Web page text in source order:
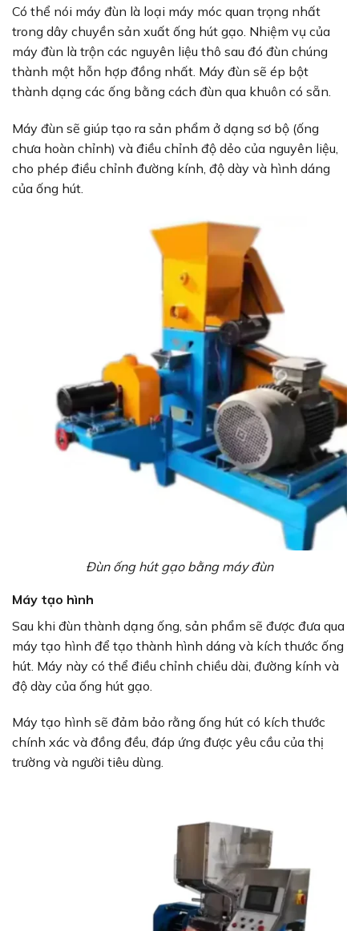
Có thể nói máy đùn là loại máy móc quan trọng nhất
trong dây chuyền sản xuất ống hút gạo. Nhiệm vụ của
máy đùn là trộn các nguyên liệu thô sau đó đùn chúng
thành một hỗn hợp đồng nhất. Máy đùn sẽ ép bột
thành dạng các ống bằng cách đùn qua khuôn có sẵn.
Máy đùn sẽ giúp tạo ra sản phẩm ở dạng sơ bộ (ống
chưa hoàn chỉnh) và điều chỉnh độ dẻo của nguyên liệu,
cho phép điều chỉnh đường kính, độ dày và hình dáng
của ống hút.
Đùn ống hút gạo bằng máy đùn
Máy tạo hình
Sau khi đùn thành dạng ống, sản phẩm sẽ được đưa qua
máy tạo hình để tạo thành hình dáng và kích thước ống
hút. Máy này có thể điều chỉnh chiều dài, đường kính và
độ dày của ống hút gạo.
Máy tạo hình sẽ đảm bảo rằng ống hút có kích thước
chính xác và đồng đều, đáp ứng được yêu cầu của thị
trường và người tiêu dùng.